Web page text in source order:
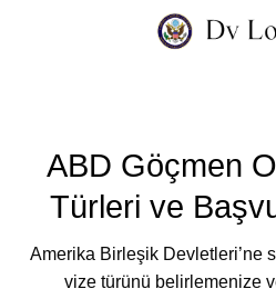
ABD Göçmen
Türleri ve
Amerika Birleşik Devletleri’ne
vize türünü belirlemenize